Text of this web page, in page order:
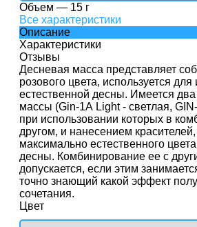
Объем — 15 г
Все характеристики
Описание
Характеристики
Отзывы
Десневая масса представляет
розового цвета, используется
естественной десны. Имеется
массы (Gin-1А Light - светлая,
при использовании которых в
другом, и нанесением
максимально естественного
десны. Комбинирование ее с
допускается, если этим
точно знающий какой эффект
сочетания.
Цвет